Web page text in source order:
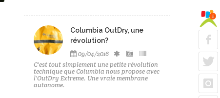
Columbia OutDry, une
révolution?
09/04/2016
C'est tout simplement une petite révolution
technique que Columbia nous propose avec
l'OutDry Extreme. Une vraie membrane
autonome.
2